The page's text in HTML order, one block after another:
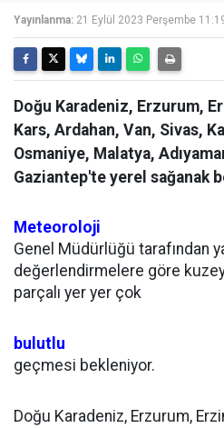
Yayınlanma: 21 Eylül 2023 Perşembe
Doğu Karadeniz, Erzurum,
Kars, Ardahan, Van, Sivas,
Osmaniye, Malatya,
Gaziantep'te yerel sağanak
Meteoroloji
Genel Müdürlüğü tarafından
değerlendirmelere göre
parçalı yer yer çok
bulutlu
geçmesi bekleniyor.
Doğu Karadeniz, Erzurum,